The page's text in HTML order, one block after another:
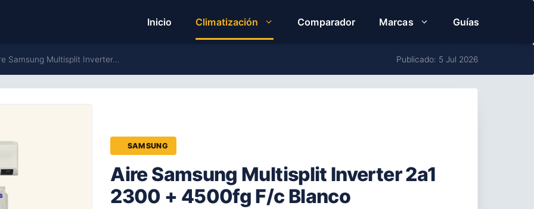
Inicio Climatización Comparador Marcas Guías
Samsung Multisplit Inverter… Publicado: 5 Jul 2026
SAMSUNG
Aire Samsung Multisplit Inverter 2a1
2300 + 4500fg F/c Blanco